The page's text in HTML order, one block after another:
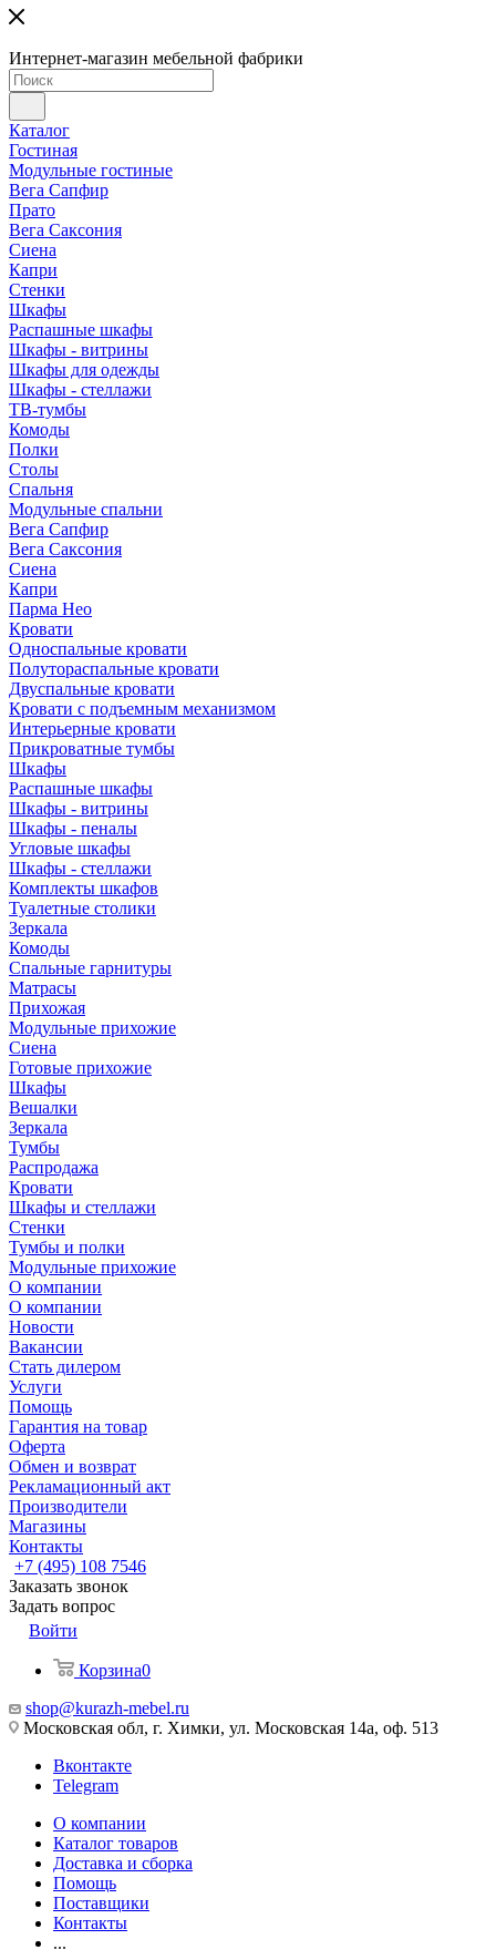
Интернет-магазин мебельной фабрики
Каталог
Гостиная
Модульные гостиные
Вега Сапфир
Прато
Вега Саксония
Сиена
Капри
Стенки
Шкафы
Распашные шкафы
Шкафы - витрины
Шкафы для одежды
Шкафы - стеллажи
ТВ-тумбы
Комоды
Полки
Столы
Спальня
Модульные спальни
Вега Сапфир
Вега Саксония
Сиена
Капри
Парма Нео
Кровати
Односпальные кровати
Полутораспальные кровати
Двуспальные кровати
Кровати с подъемным механизмом
Интерьерные кровати
Прикроватные тумбы
Шкафы
Распашные шкафы
Шкафы - витрины
Шкафы - пеналы
Угловые шкафы
Шкафы - стеллажи
Комплекты шкафов
Туалетные столики
Зеркала
Комоды
Спальные гарнитуры
Матрасы
Прихожая
Модульные прихожие
Сиена
Готовые прихожие
Шкафы
Вешалки
Зеркала
Тумбы
Распродажа
Кровати
Шкафы и стеллажи
Стенки
Тумбы и полки
Модульные прихожие
О компании
О компании
Новости
Вакансии
Стать дилером
Услуги
Помощь
Гарантия на товар
Оферта
Обмен и возврат
Рекламационный акт
Производители
Магазины
Контакты
+7 (495) 108 7546
Заказать звонок
Задать вопрос
Войти
Корзина0
shop@kurazh-mebel.ru
Московская обл, г. Химки, ул. Московская 14а, оф. 513
Вконтакте
Telegram
О компании
Каталог товаров
Доставка и сборка
Помощь
Поставщики
Контакты
...